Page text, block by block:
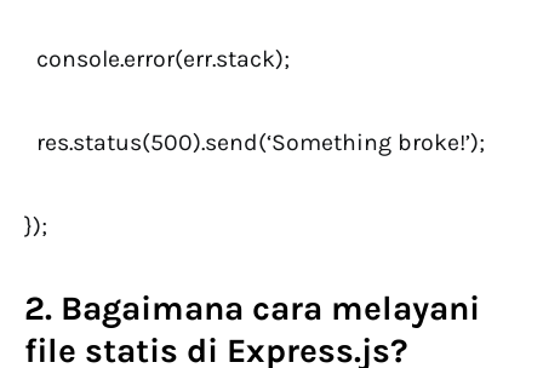
console.error(err.stack);
res.status(500).send(‘Something broke!’);
});
2. Bagaimana cara melayani
file statis di Express.js?